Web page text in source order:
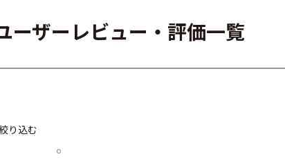
ーザーレビュー・評価一覧
り込む